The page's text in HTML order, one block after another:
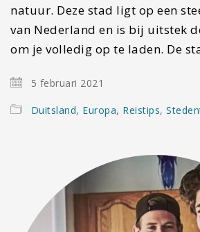
natuur. Deze stad ligt op een
van Nederland en is bij uitstek
om je volledig op te laden. De
5 februari 2021
Duitsland, Europa, Reistips,